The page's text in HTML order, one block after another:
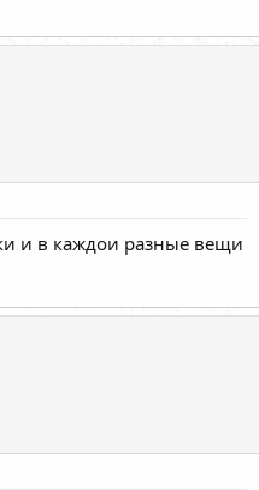
и в каждои разные вещи